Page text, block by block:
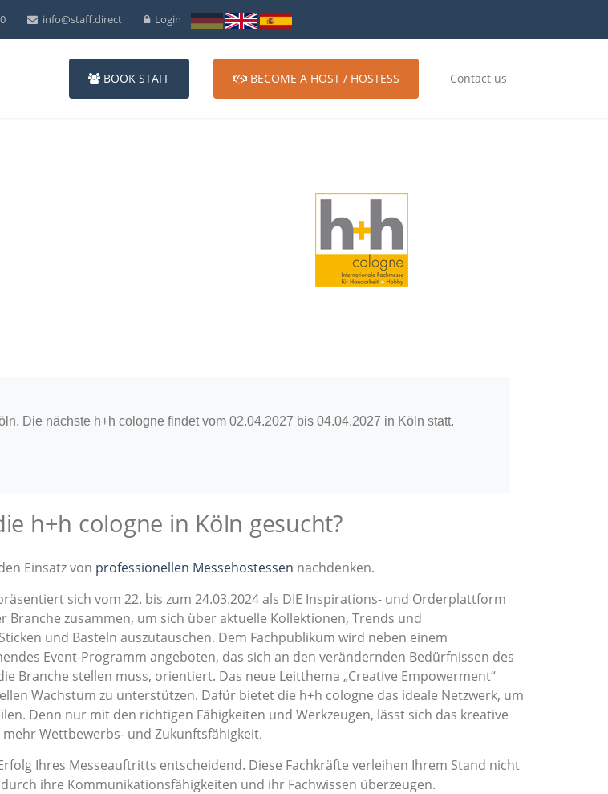
info@staff.direct Login
BOOK STAFF BECOME A HOST / HOSTESS Contact us
Die nächste h+h cologne findet vom 02.04.2027 bis 04.04.2027 in Köln statt.
h+h cologne in Köln gesucht?
Einsatz von professionellen Messehostessen nachdenken.
sich vom 22. bis zum 24.03.2024 als DIE Inspirations- und Orderplattform
zusammen, um sich über aktuelle Kollektionen, Trends und
und Basteln auszutauschen. Dem Fachpublikum wird neben einem
Event-Programm angeboten, das sich an den verändernden Bedürfnissen des
Branche stellen muss, orientiert. Das neue Leitthema „Creative Empowerment“
Wachstum zu unterstützen. Dafür bietet die h+h cologne das ideale Netzwerk, um
Denn nur mit den richtigen Fähigkeiten und Werkzeugen, lässt sich das kreative
Wettbewerbs- und Zukunftsfähigkeit.
Ihres Messeauftritts entscheidend. Diese Fachkräfte verleihen Ihrem Stand nicht
ihre Kommunikationsfähigkeiten und ihr Fachwissen überzeugen.